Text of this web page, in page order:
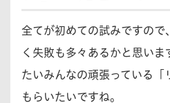
全てが初めての試みですので
く失敗も多々あるかと思いま
たいみんなの頑張っている「
もらいたいですね。